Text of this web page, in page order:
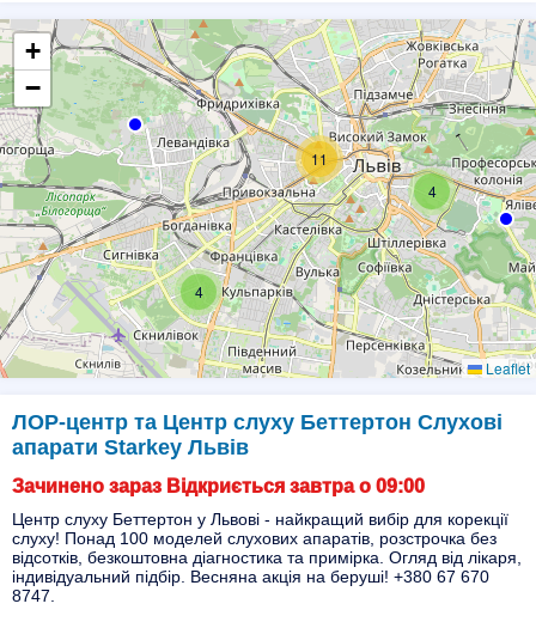
якими проблемами вашого здоров'я. Оберіть
найзручніший для вас заклад і отримайте професійну
консультацію від кваліфікованих фахівців. Здоров'я
вашої сім'ї - наш головний пріоритет!
4
4
11
+
−
Leaflet
ЛОР-центр та Центр слуху Беттертон Слухові
апарати Starkey Львів
Зачинено зараз Відкриється завтра о 09:00
Центр слуху Беттертон у Львові - найкращий вибір для корекції
слуху! Понад 100 моделей слухових апаратів, розстрочка без
відсотків, безкоштовна діагностика та примірка. Огляд від лікаря,
індивідуальний підбір. Весняна акція на беруші! +380 67 670
8747.